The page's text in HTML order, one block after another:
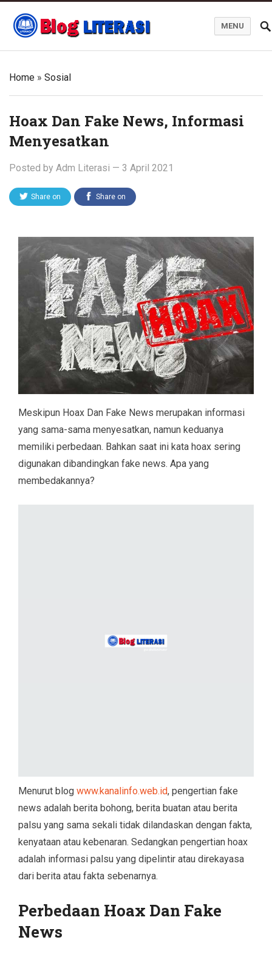
MENU
Home » Sosial
Hoax Dan Fake News, Informasi
Menyesatkan
Posted by Adm Literasi — 3 April 2021
Share on Share on
Meskipun Hoax Dan Fake News merupakan informasi
yang sama-sama menyesatkan, namun keduanya
memiliki perbedaan. Bahkan saat ini kata hoax sering
digunakan dibandingkan fake news. Apa yang
membedakannya?
Menurut blog www.kanalinfo.web.id, pengertian fake
news adalah berita bohong, berita buatan atau berita
palsu yang sama sekali tidak dilandaskan dengan fakta,
kenyataan atau kebenaran. Sedangkan pengertian hoax
adalah informasi palsu yang dipelintir atau direkayasa
dari berita atau fakta sebenarnya.
Perbedaan Hoax Dan Fake
News